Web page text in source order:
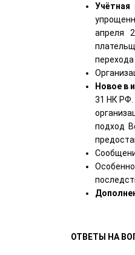
апреля
Новое в
31 НК РФ.
подход
ОТВЕТЫ НА